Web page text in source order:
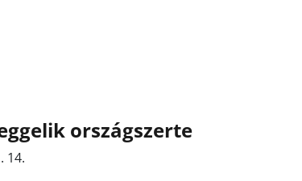
országszerte
14.